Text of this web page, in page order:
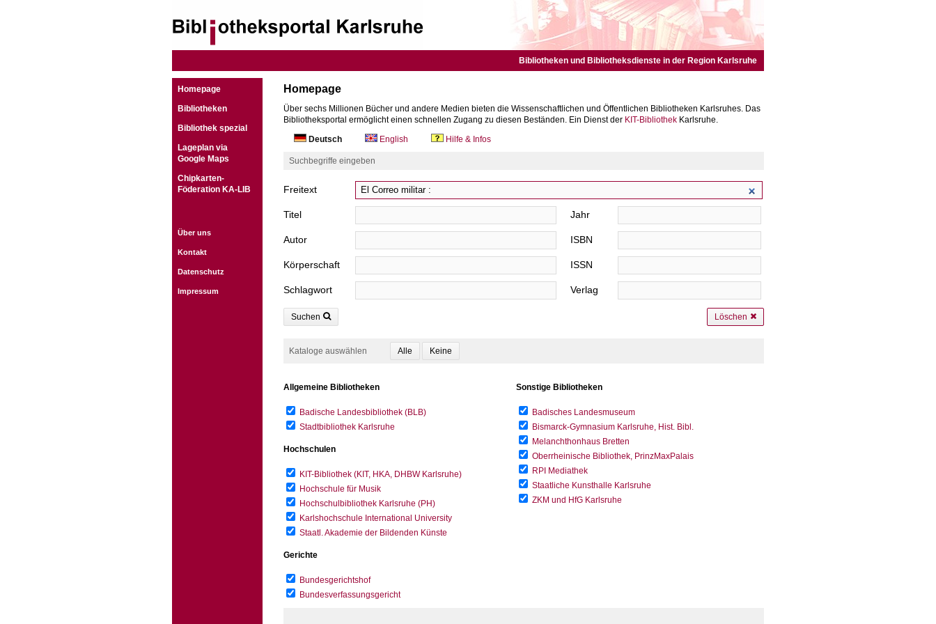
Bibliotheken und Bibliotheksdienste in der Region Karlsruhe
Homepage
Bibliotheken
Bibliothek spezial
Lageplan via
Google Maps
Chipkarten-
Föderation KA-LIB
Über uns
Kontakt
Datenschutz
Impressum
Homepage
Über sechs Millionen Bücher und andere Medien bieten die Wissenschaftlichen und Öffentlichen Bibliotheken Karlsruhes. Das
Bibliotheksportal ermöglicht einen schnellen Zugang zu diesen Beständen. Ein Dienst der KIT-Bibliothek Karlsruhe.
Deutsch
English Hilfe & Infos
Suchbegriffe eingeben
Freitext
Titel
Autor
Körperschaft
Schlagwort
Jahr
ISBN
ISSN
Verlag
Suchen Löschen
Kataloge auswählen
Allgemeine Bibliotheken
Badische Landesbibliothek (BLB)
Stadtbibliothek Karlsruhe
Hochschulen
KIT-Bibliothek (KIT, HKA, DHBW Karlsruhe)
Hochschule für Musik
Hochschulbibliothek Karlsruhe (PH)
Karlshochschule International University
Staatl. Akademie der Bildenden Künste
Gerichte
Bundesgerichtshof
Bundesverfassungsgericht
Sonstige Bibliotheken
Badisches Landesmuseum
Bismarck-Gymnasium Karlsruhe, Hist. Bibl.
Melanchthonhaus Bretten
Oberrheinische Bibliothek, PrinzMaxPalais
RPI Mediathek
Staatliche Kunsthalle Karlsruhe
ZKM und HfG Karlsruhe